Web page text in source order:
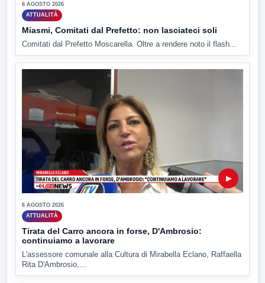
6 AGOSTO 2026
ATTUALITÀ
Miasmi, Comitati dal Prefetto: non lasciateci soli
Comitati dal Prefetto Moscarella. Oltre a rendere noto il flash...
▶
6 AGOSTO 2026
ATTUALITÀ
Tirata del Carro ancora in forse, D'Ambrosio:
continuiamo a lavorare
L'assessore comunale alla Cultura di Mirabella Eclano, Raffaella
Rita D'Ambrosio,...